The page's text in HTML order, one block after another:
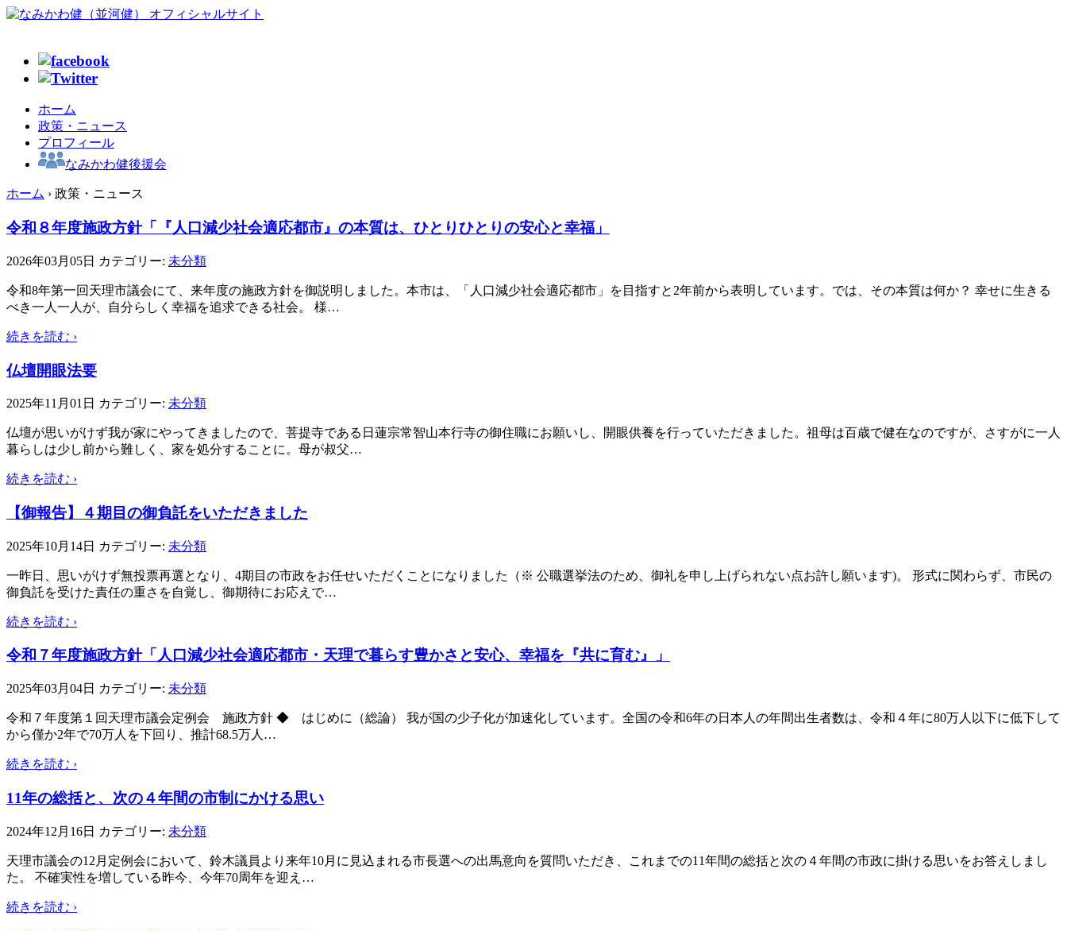
ホーム
政策・ニュース
プロフィール
なみかわ健後援会
ホーム › 政策・ニュース
令和８年度施政方針「『人口減少社会適応都市』の本質は、ひとりひとりの安心と幸福」
2026年03月05日 カテゴリー: 未分類
令和8年第一回天理市議会にて、来年度の施政方針を御説明しました。本市は、「人口減少社会適応都市」を目指すと2年前から表明しています。では、その本質は何か？ 幸せに生きる
べき一人一人が、自分らしく幸福を追求できる社会。 様…
続きを読む ›
仏壇開眼法要
2025年11月01日 カテゴリー: 未分類
仏壇が思いがけず我が家にやってきましたので、菩提寺である日蓮宗常智山本行寺の御住職にお願いし、開眼供養を行っていただきました。祖母は百歳で健在なのですが、さすがに一人
暮らしは少し前から難しく、家を処分することに。母が叔父…
続きを読む ›
【御報告】４期目の御負託をいただきました
2025年10月14日 カテゴリー: 未分類
一昨日、思いがけず無投票再選となり、4期目の市政をお任せいただくことになりました（※ 公職選挙法のため、御礼を申し上げられない点お許し願います)。 形式に関わらず、市民の
御負託を受けた責任の重さを自覚し、御期待にお応えで…
続きを読む ›
令和７年度施政方針「人口減少社会適応都市・天理で暮らす豊かさと安心、幸福を『共に育む』」
2025年03月04日 カテゴリー: 未分類
令和７年度第１回天理市議会定例会 施政方針 ◆ はじめに（総論） 我が国の少子化が加速化しています。全国の令和6年の日本人の年間出生者数は、令和４年に80万人以下に低下して
から僅か2年で70万人を下回り、推計68.5万人 …
続きを読む ›
11年の総括と、次の４年間の市制にかける思い
2024年12月16日 カテゴリー: 未分類
天理市議会の12月定例会において、鈴木議員より来年10月に見込まれる市長選への出馬意向を質問いただき、これまでの11年間の総括と次の４年間の市政に掛ける思いをお答えしまし
た。 不確実性を増している昨今、今年70周年を迎え …
続きを読む ›